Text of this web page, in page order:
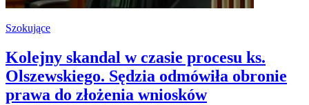
Szokujące
Kolejny skandal w czasie procesu ks.
Olszewskiego. Sędzia odmówiła obronie
prawa do złożenia wniosków